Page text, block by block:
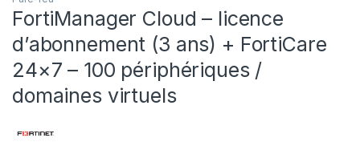
FortiManager Cloud – licence
d’abonnement (3 ans) + FortiCare
24×7 – 100 périphériques /
domaines virtuels